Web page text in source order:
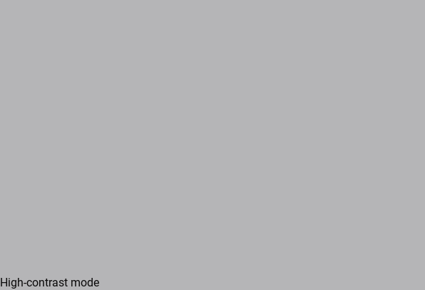
High-contrast mode